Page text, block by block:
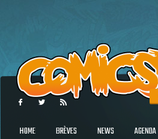
HOME BRÈVES NEWS AGENDA